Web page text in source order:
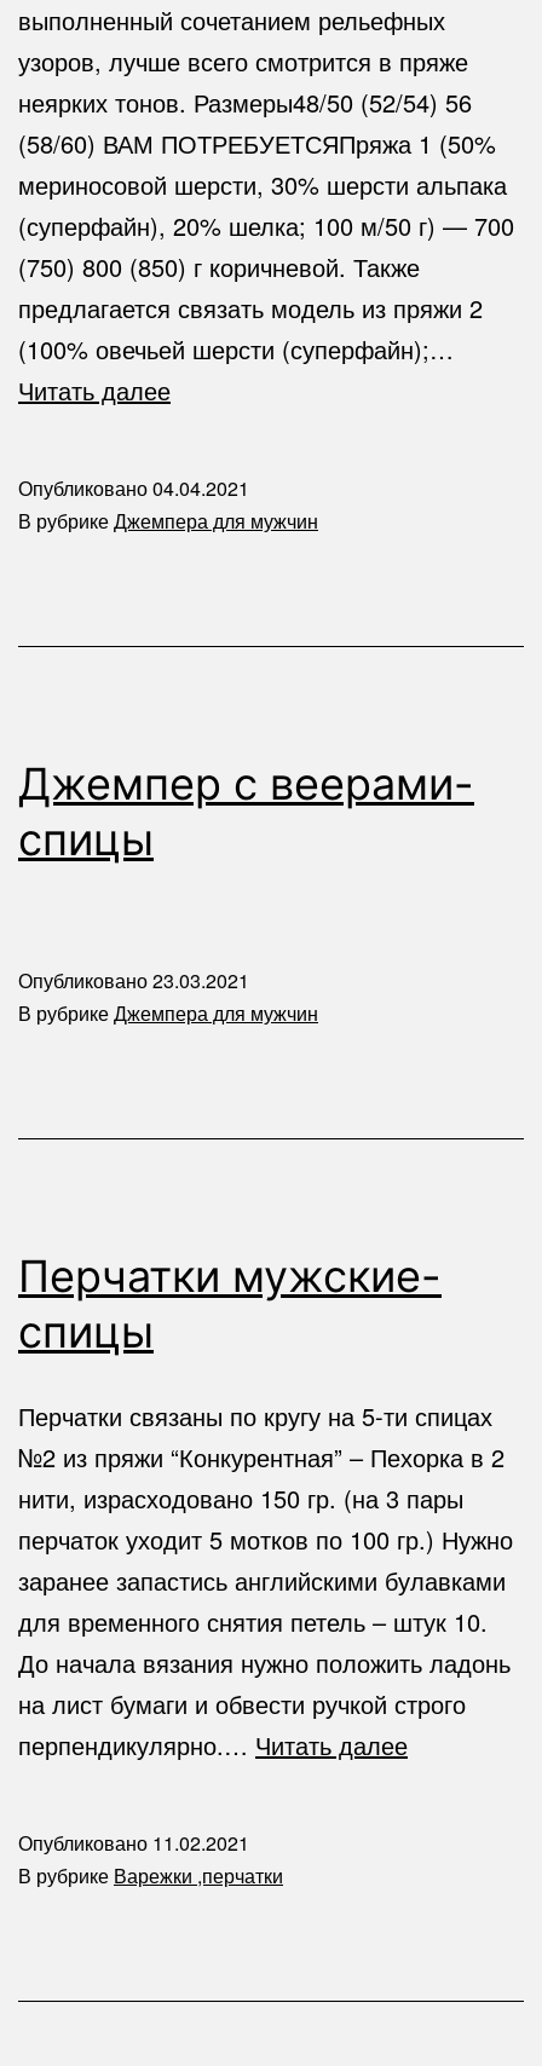
выполненный сочетанием рельефных
узоров, лучше всего смотрится в пряже
неярких тонов. Размеры48/50 (52/54) 56
(58/60) ВАМ ПОТРЕБУЕТСЯПряжа 1 (50%
мериносовой шерсти, 30% шерсти альпака
(суперфайн), 20% шелка; 100 м/50 г) — 700
(750) 800 (850) г коричневой. Также
предлагается связать модель из пряжи 2
(100% овечьей шерсти (суперфайн);…
Читать далееДжемпер-
Опубликовано04.04.2021
В рубрикеДжемпера для мужчин
Джемпер с веерами-
спицы
Опубликовано23.03.2021
В рубрикеДжемпера для мужчин
Перчатки мужские-
спицы
Перчатки связаны по кругу на 5-ти спицах
№2 из пряжи “Конкурентная” – Пехорка в 2
нити, израсходовано 150 гр. (на 3 пары
перчаток уходит 5 мотков по 100 гр.) Нужно
заранее запастись английскими булавками
для временного снятия петель – штук 10.
До начала вязания нужно положить ладонь
на лист бумаги и обвести ручкой строго
перпендикулярно.… Читать далееПерчатки
Опубликовано 11.02.2021
В рубрике Варежки ,перчатки